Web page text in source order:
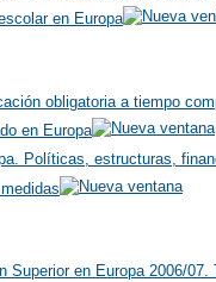
en Europa
obligatoria a tiempo
en Europa
Políticas, estructuras,
en Europa 2006/